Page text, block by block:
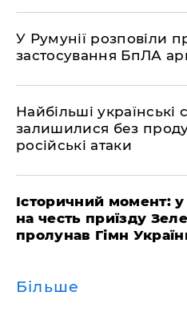
У Румунії розповіли
застосування БпЛА
Найбільші українські
залишилися без
російські атаки
Історичний момент: у
на честь приїзду
пролунав Гімн
Більше